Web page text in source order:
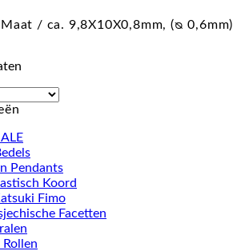
/ ca. 9,8X10X0,8mm, (ᴓ 0,6mm)
Pendants
Koord
Fimo
Facetten